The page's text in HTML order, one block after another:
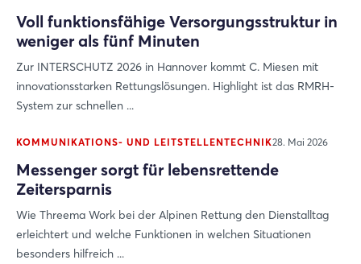
Voll funktionsfähige Versorgungsstruktur in
weniger als fünf Minuten
Zur INTERSCHUTZ 2026 in Hannover kommt C. Miesen mit
innovationsstarken Rettungslösungen. Highlight ist das RMRH-
System zur schnellen ...
KOMMUNIKATIONS- UND LEITSTELLENTECHNIK28. Mai 2026
Messenger sorgt für lebensrettende
Zeitersparnis
Wie Threema Work bei der Alpinen Rettung den Dienstalltag
erleichtert und welche Funktionen in welchen Situationen
besonders hilfreich ...
Login
Jetzt registrieren